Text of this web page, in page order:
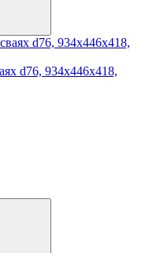
d76, 934х446х418,